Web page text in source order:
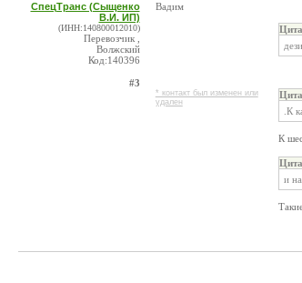
СпецТранс (Сыщенко
В.И. ИП)
(ИНН:140800012010)
Перевозчик ,
Волжский
Код:140396
#3
Вадим
* контакт был изменен или
удален
.К
К
и